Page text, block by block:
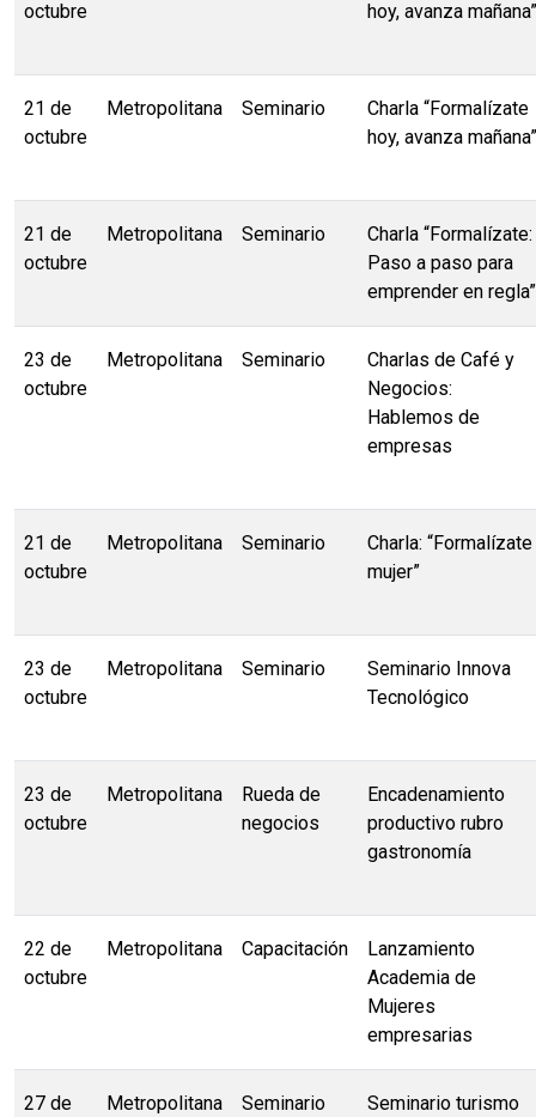
octubre hoy, avanza mañana”
21 de
octubre
Metropolitana Seminario
Charla “Formalízate
hoy, avanza mañana”
21 de
octubre
Metropolitana Seminario
Charla “Formalízate:
Paso a paso para
emprender en regla”
23 de
octubre
Metropolitana Seminario
Charlas de Café y
Negocios:
Hablemos de
empresas
21 de
octubre
Metropolitana Seminario
Charla: “Formalízate
mujer”
23 de
octubre
Metropolitana Seminario
Seminario Innova
Tecnológico
23 de
octubre
Metropolitana
Rueda de
negocios
Encadenamiento
productivo rubro
gastronomía
22 de
octubre
Metropolitana Capacitación
Lanzamiento
Academia de
Mujeres
empresarias
27 de
Metropolitana Seminario
Seminario turismo